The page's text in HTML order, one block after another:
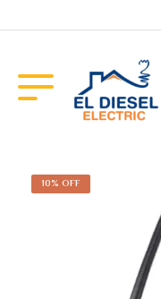
10% OFF